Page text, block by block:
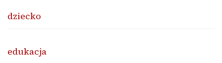
dziecko
edukacja